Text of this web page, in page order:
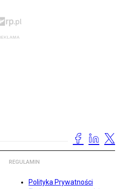
REGULAMIN
Polityka Prywatności